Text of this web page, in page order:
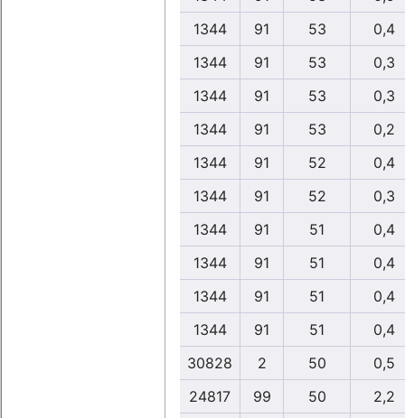
1344
91 53
0,4
1344
91 53
0,3
1344
91 53
0,3
1344
91 53
0,2
1344
91 52
0,4
1344
91 52
0,3
1344
91 51
0,4
1344
91 51
0,4
1344
91 51
0,4
1344
91 51
0,4
30828
2 50
0,5
24817
99 50
2,2